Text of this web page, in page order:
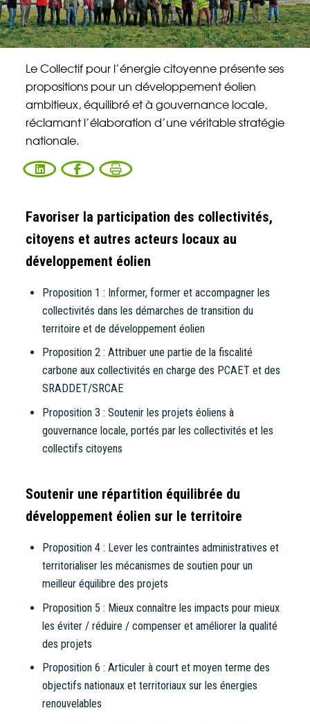
Énergie Partagée accompagne les initiatives
de production d'énergie renouvelable qui
associent les habitants et acteurs de leur
territoire.
ABONNEZ-VOUS À NOS NEWSLETTERS
Chaque mois, suivez l'actualité pour bien
Votre email
Le Collectif pour l’énergie citoyenne présente ses
propositions pour un développement éolien
ambitieux, équilibré et à gouvernance locale,
réclamant l’élaboration d’une véritable stratégie
nationale.
Favoriser la participation des collectivités,
citoyens et autres acteurs locaux au
développement éolien
Proposition 1 : Informer, former et accompagner les
collectivités dans les démarches de transition du
territoire et de développement éolien
Proposition 2 : Attribuer une partie de la fiscalité
carbone aux collectivités en charge des PCAET et des
SRADDET/SRCAE
Proposition 3 : Soutenir les projets éoliens à
gouvernance locale, portés par les collectivités et les
collectifs citoyens
Soutenir une répartition équilibrée du
développement éolien sur le territoire
Proposition 4 : Lever les contraintes administratives et
territorialiser les mécanismes de soutien pour un
meilleur équilibre des projets
Proposition 5 : Mieux connaître les impacts pour mieux
les éviter / réduire / compenser et améliorer la qualité
des projets
Proposition 6 : Articuler à court et moyen terme des
objectifs nationaux et territoriaux sur les énergies
renouvelables